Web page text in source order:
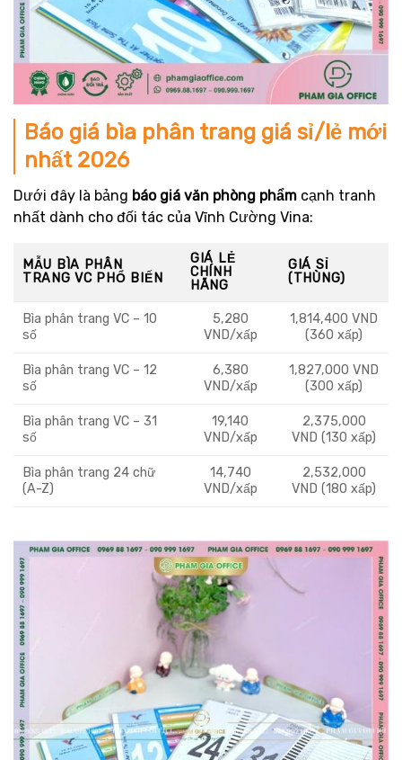
Báo giá bìa phân trang giá sỉ/lẻ mới
nhất 2026
Dưới đây là bảng báo giá văn phòng phẩm cạnh tranh
nhất dành cho đối tác của Vĩnh Cường Vina:
MẪU BÌA PHÂN
TRANG VC PHỔ BIẾN
GIÁ LẺ
CHÍNH
HÃNG
GIÁ SỈ
(THÙNG)
Bìa phân trang VC – 10
số
5,280
VND/xấp
1,814,400 VND
(360 xấp)
Bìa phân trang VC – 12
số
6,380
VND/xấp
1,827,000 VND
(300 xấp)
Bìa phân trang VC – 31
số
19,140
VND/xấp
2,375,000
VND (130 xấp)
Bìa phân trang 24 chữ
(A-Z)
14,740
VND/xấp
2,532,000
VND (180 xấp)